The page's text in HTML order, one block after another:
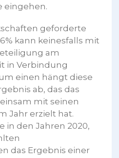
eingehen.
geforderte
kann keinesfalls mit
am
in Verbindung
einen hängt diese
ab, das das
mit seinen
Jahr erzielt hat.
in den Jahren 2020,
das Ergebnis einer